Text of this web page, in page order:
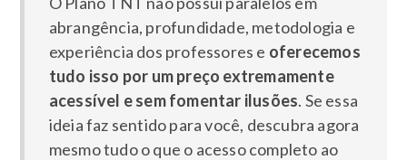
abrangência, profundidade, metodologia e
experiência dos professores e oferecemos
tudo isso por um preço extremamente
acessível e sem fomentar ilusões. Se essa
ideia faz sentido para você, descubra agora
mesmo tudo o que o acesso completo ao